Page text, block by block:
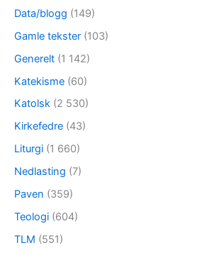
Data/blogg (149)
Gamle tekster (103)
Generelt (1 142)
Katekisme (60)
Katolsk (2 530)
Kirkefedre (43)
Liturgi (1 660)
Nedlasting (7)
Paven (359)
Teologi (604)
TLM (551)